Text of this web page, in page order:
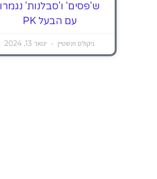
ש'פסים' ו'סבלנות' נגמרו
עם הבעל PK
ניקולס וינשטיין ינואר 13, 2024